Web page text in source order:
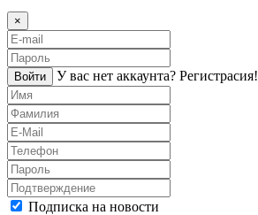
×
Войти У вас нет аккаунта? Регистраcия!
Подписка на новости